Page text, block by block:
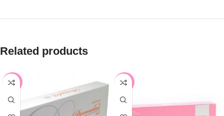
Related products
-20% -20%